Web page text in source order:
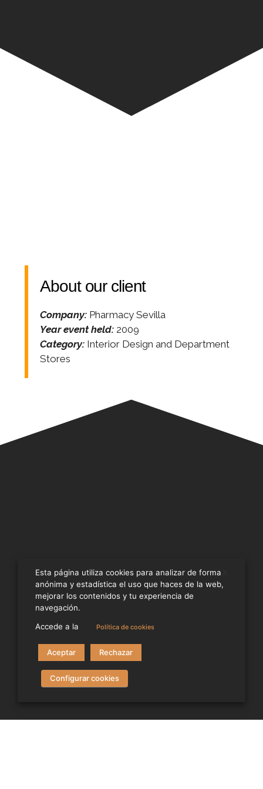
About our client
Company: Pharmacy Sevilla
Year event held: 2009
Category: Interior Design and Department
Stores
Unique and international events, carried out by
+34 91 351 05 40
inusualevents@inusualevents.com
Esta página utiliza cookies para analizar de forma
anónima y estadística el uso que haces de la web,
mejorar los contenidos y tu experiencia de
navegación.
Accede a la
Política de cookies
Aceptar Rechazar
Configurar cookies